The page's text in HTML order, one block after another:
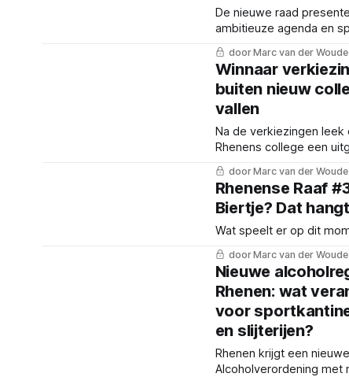
De nieuwe raad
ambitieuze agenda en
samenwerking. Maar de
keuzes worden
het nieuwe college.
door Marc van der Woude
Winnaar
buiten nieuw
vallen
Na de verkiezingen leek
Rhenens college een
maar de formatie loopt
anders dan gedacht.
door Marc van der Woude
Rhenense Raaf
Biertje? Dat
Wat speelt er op dit
door Marc van der Woude
Nieuwe
Rhenen: wat
voor
en slijterijen?
Rhenen krijgt een nieuwe
Alcoholverordening met